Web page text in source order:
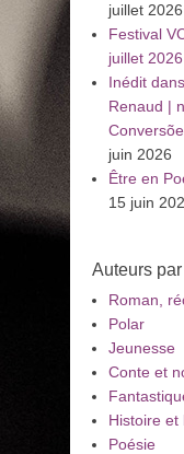
juillet 2026
Festival
juillet 2026
Inédit
Renaud |
juin 2026
Être en
15 juin
Auteurs
Roman,
Polar
Jeunesse
Conte et
Histoire et
Poésie